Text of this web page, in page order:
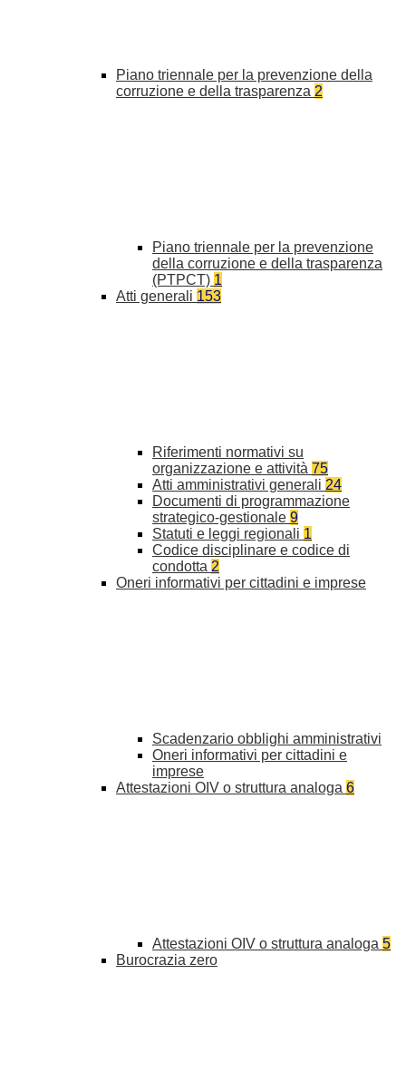
Piano triennale per la prevenzione della
corruzione e della trasparenza 2
Piano triennale per la prevenzione
della corruzione e della trasparenza
(PTPCT) 1
Atti generali 153
Riferimenti normativi su
organizzazione e attività 75
Atti amministrativi generali 24
Documenti di programmazione
strategico-gestionale 9
Statuti e leggi regionali 1
Codice disciplinare e codice di
condotta 2
Oneri informativi per cittadini e imprese
Scadenzario obblighi amministrativi
Oneri informativi per cittadini e
imprese
Attestazioni OIV o struttura analoga 6
Attestazioni OIV o struttura analoga 5
Burocrazia zero